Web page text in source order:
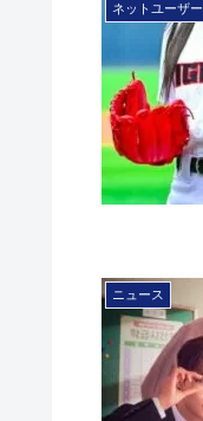
ネットユーザー
ニュース